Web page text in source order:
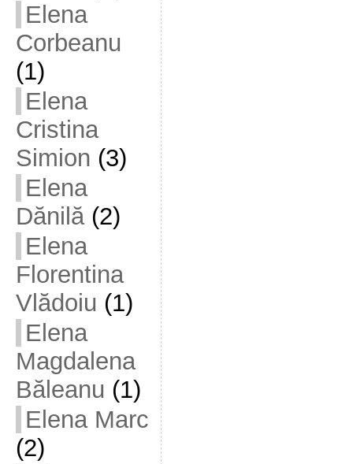
Elena
Corbeanu
(1)
Elena
Cristina
Simion (3)
Elena
Dănilă(2)
Elena
Florentina
Vlădoiu (1)
Elena
Magdalena
Băleanu (1)
Elena Marc
(2)